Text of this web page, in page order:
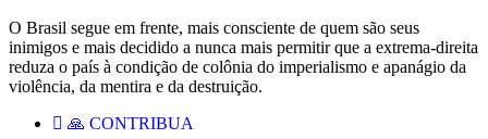
O Brasil segue em frente, mais consciente de quem são seus
inimigos e mais decidido a nunca mais permitir que a extrema-direita
reduza o país à condição de colônia do imperialismo e apanágio da
violência, da mentira e da destruição.
🙏 CONTRIBUA